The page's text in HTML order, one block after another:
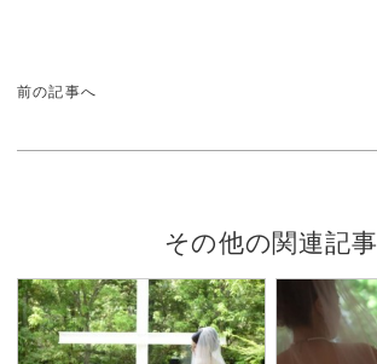
前の記事へ
その他の関連記事